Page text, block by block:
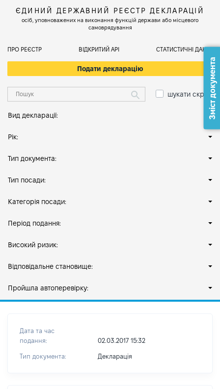
ЄДИНИЙ ДЕРЖАВНИЙ РЕЄСТР ДЕКЛАРАЦІЙ
осіб, уповноважених на виконання функцій держави або місцевого
самоврядування
ПРО РЕЄСТР ВІДКРИТИЙ АРІ СТАТИСТИЧНІ ДАНІ
Подати декларацію
шукати скрізь
Вид декларації:
Рік:
Тип документа:
Тип посади:
Категорія посади:
Період подання:
Високий ризик:
Відповідальне становище:
Пройшла автоперевірку:
Дата та час
подання:
02.03.2017 15:32
Тип документа: Декларація
Зміст документа